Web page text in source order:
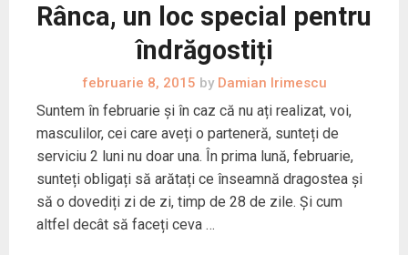
Rânca, un loc special pentru
îndrăgostiți
februarie 8, 2015 byDamian Irimescu
Suntem în februarie și în caz că nu ați realizat, voi,
masculilor, cei care aveți o parteneră, sunteți de
serviciu 2 luni nu doar una. În prima lună, februarie,
sunteți obligați să arătați ce înseamnă dragostea și
să o dovediți zi de zi, timp de 28 de zile. Și cum
altfel decât să faceți ceva …